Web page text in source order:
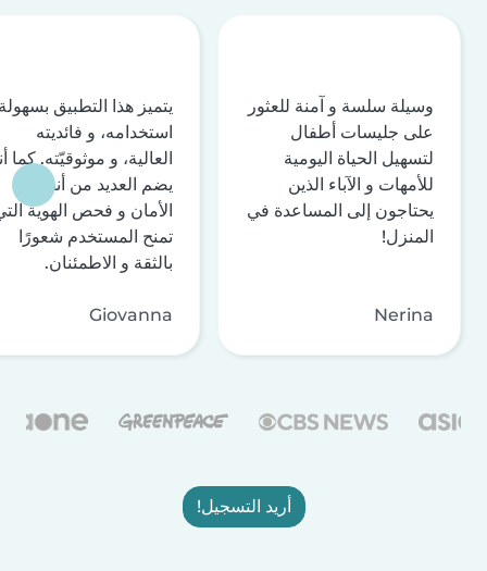
وسيلة سلسة و آمنة للعثور
على جليسات أطفال
لتسهيل الحياة اليومية
للأمهات و الآباء الذين
يحتاجون إلى المساعدة في
المنزل!
Nerina
يتميز هذا التطبيق
استخدامه، و فائديته
العالية، و موثوقيّته. كما
يضم العديد من أنظمة
الأمان و فحص الهوية
تمنح المستخدم شعورًا
بالثقة و الاطمئنان.
Giovanna
أريد التسجيل!